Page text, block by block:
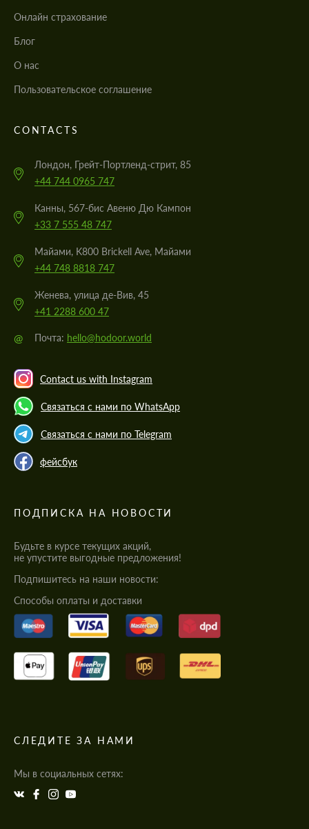
Онлайн страхование
Блог
О нас
Пользовательское соглашение
CONTACTS
Лондон, Грейт-Портленд-стрит, 85
+44 744 0965 747
Канны, 567-бис Авеню Дю Кампон
+33 7 555 48 747
Майами, K800 Brickell Ave, Майами
+44 748 8818 747
Женева, улица де-Вив, 45
+41 2288 600 47
@ Почта: hello@hodoor.world
Contact us with Instagram
Связаться с нами по WhatsApp
Связаться с нами по Telegram
фейсбук
ПОДПИСКА НА НОВОСТИ
Будьте в курсе текущих акций,
не упустите выгодные предложения!
Подпишитесь на наши новости:
Cпособы оплаты и доставки
СЛЕДИТЕ ЗА НАМИ
Мы в социальных сетях: